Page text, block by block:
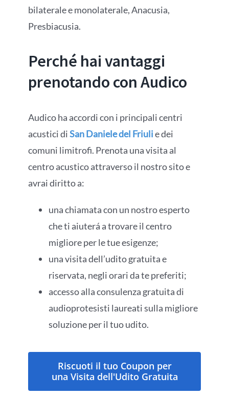
bilaterale e monolaterale, Anacusia,
Presbiacusia.
Perché hai vantaggi
prenotando con Audico
Audico ha accordi con i principali centri
acustici diSan Daniele del Friulie dei
comuni limitrofi. Prenota una visita al
centro acustico attraverso il nostro sito e
avrai diritto a:
una chiamata con un nostro esperto
che ti aiuterá a trovare il centro
migliore per le tue esigenze;
una visita dell’udito gratuita e
riservata, negli orari da te preferiti;
accesso alla consulenza gratuita di
audioprotesisti laureati sulla migliore
soluzione per il tuo udito.
Riscuoti il tuo Coupon per
una Visita dell'Udito Gratuita